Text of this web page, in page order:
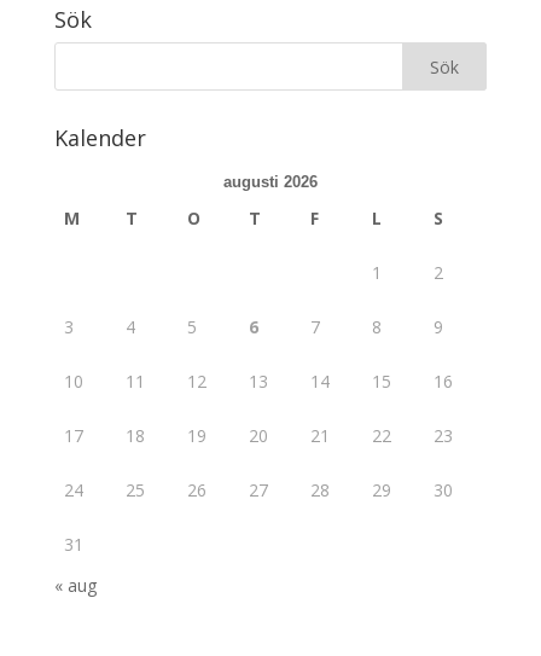
Sök
Kalender
augusti 2026
M T O T F L S
1 2
3 4 5 6 7 8 9
10 11 12 13 14 15 16
17 18 19 20 21 22 23
24 25 26 27 28 29 30
31
« aug